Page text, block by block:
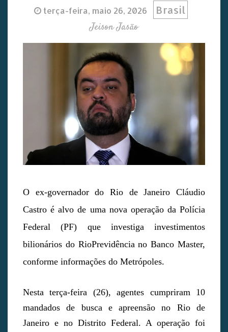
terça-feira, maio 26, 2026 Brasil
Jeison Jasão
O ex-governador do Rio de Janeiro Cláudio
Castro é alvo de uma nova operação da Polícia
Federal (PF) que investiga investimentos
bilionários do RioPrevidência no Banco Master,
conforme informações do Metrópoles.
Nesta terça-feira (26), agentes cumpriram 10
mandados de busca e apreensão no Rio de
Janeiro e no Distrito Federal. A operação foi